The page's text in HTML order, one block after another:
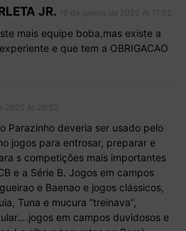
JR.
mais equipe boba,mas existe a
e que tem a OBRIGACAO
Parazinho deveria ser usado pelo
jogos para entrosar, preparar e
s competições mais importantes
e a Série B. Jogos em campos
e Baenao e jogos clássicos,
Tuna e mucura “treinava”,
em campos duvidosos e